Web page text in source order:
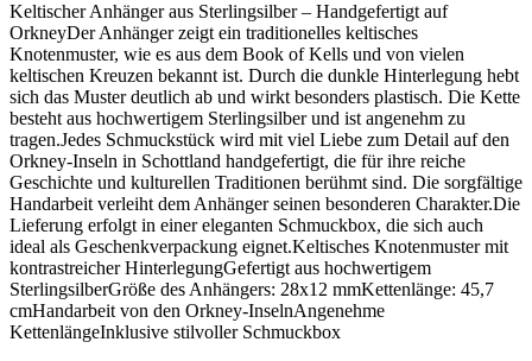
Keltischer Anhänger aus Sterlingsilber – Handgefertigt auf
OrkneyDer Anhänger zeigt ein traditionelles keltisches
Knotenmuster, wie es aus dem Book of Kells und von vielen
keltischen Kreuzen bekannt ist. Durch die dunkle Hinterlegung hebt
sich das Muster deutlich ab und wirkt besonders plastisch. Die Kette
besteht aus hochwertigem Sterlingsilber und ist angenehm zu
tragen.Jedes Schmuckstück wird mit viel Liebe zum Detail auf den
Orkney-Inseln in Schottland handgefertigt, die für ihre reiche
Geschichte und kulturellen Traditionen berühmt sind. Die sorgfältige
Handarbeit verleiht dem Anhänger seinen besonderen Charakter.Die
Lieferung erfolgt in einer eleganten Schmuckbox, die sich auch
ideal als Geschenkverpackung eignet.Keltisches Knotenmuster mit
kontrastreicher HinterlegungGefertigt aus hochwertigem
SterlingsilberGröße des Anhängers: 28x12 mmKettenlänge: 45,7
cmHandarbeit von den Orkney-InselnAngenehme
KettenlängeInklusive stilvoller Schmuckbox